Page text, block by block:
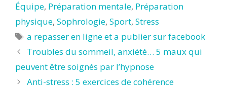
Équipe, Préparation mentale, Préparation
physique, Sophrologie, Sport, Stress
Étiquettes
a repasser en ligne et a publier sur facebook
Troubles du sommeil, anxiété… 5 maux qui
peuvent être soignés par l’hypnose
Anti-stress : 5 exercices de cohérence